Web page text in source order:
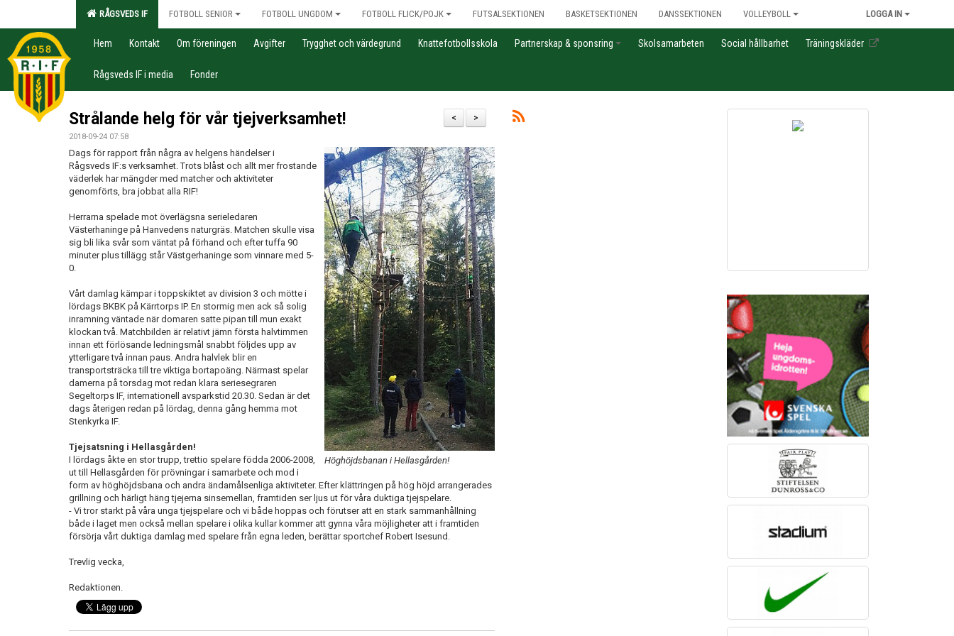
RÅGSVEDS IF FOTBOLL SENIOR FOTBOLL UNGDOM FOTBOLL FLICK/POJK FUTSALSEKTIONEN BASKETSEKTIONEN DANSSEKTIONEN VOLLEYBOLL LOGGA IN
Hem Kontakt Om föreningen Avgifter Trygghet och värdegrund Knattefotbollsskola Partnerskap & sponsring Skolsamarbeten Social hållbarhet Träningskläder
Rågsveds IF i media Fonder
>
<
Strålande helg för vår tjejverksamhet!
2018-09-24 07:58
Höghöjdsbanan i Hellasgården!
Dags för rapport från några av helgens händelser i
Rågsveds IF:s verksamhet. Trots blåst och allt mer frostande
väderlek har mängder med matcher och aktiviteter
genomförts, bra jobbat alla RIF!
Herrarna spelade mot överlägsna serieledaren
Västerhaninge på Hanvedens naturgräs. Matchen skulle visa
sig bli lika svår som väntat på förhand och efter tuffa 90
minuter plus tillägg står Västgerhaninge som vinnare med 5-
0.
Vårt damlag kämpar i toppskiktet av division 3 och mötte i
lördags BKBK på Kärrtorps IP. En stormig men ack så solig
inramning väntade när domaren satte pipan till mun exakt
klockan två. Matchbilden är relativt jämn första halvtimmen
innan ett förlösande ledningsmål snabbt följdes upp av
ytterligare två innan paus. Andra halvlek blir en
transportsträcka till tre viktiga bortapoäng. Närmast spelar
damerna på torsdag mot redan klara seriesegraren
Segeltorps IF, internationell avsparkstid 20.30. Sedan är det
dags återigen redan på lördag, denna gång hemma mot
Stenkyrka IF.
Tjejsatsning i Hellasgården!
I lördags åkte en stor trupp, trettio spelare födda 2006-2008,
ut till Hellasgården för prövningar i samarbete och mod i
form av höghöjdsbana och andra ändamålsenliga aktiviteter. Efter klättringen på hög höjd arrangerades
grillning och härligt häng tjejerna sinsemellan, framtiden ser ljus ut för våra duktiga tjejspelare.
- Vi tror starkt på våra unga tjejspelare och vi både hoppas och förutser att en stark sammanhållning
både i laget men också mellan spelare i olika kullar kommer att gynna våra möjligheter att i framtiden
försörja vårt duktiga damlag med spelare från egna leden, berättar sportchef Robert Isesund.
Trevlig vecka,
Redaktionen.